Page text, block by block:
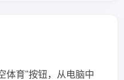
体育"按钮，从电脑中